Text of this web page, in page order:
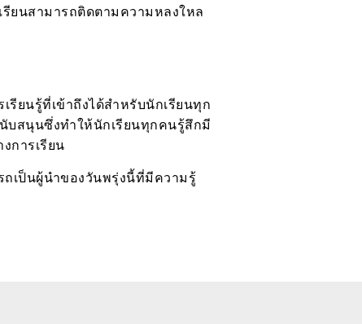
ยนสามารถติดตามความหลงใหล
ยนรู้ที่เข้าถึงได้สำหรับนักเรียนทุก
บสนุนซึ่งทำให้นักเรียนทุกคนรู้สึกมี
การเรียน
ถเป็นผู้นำของวันพรุ่งนี้ที่มีความรู้